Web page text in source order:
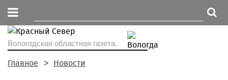
Вологодская областная газета.
Главное Новости